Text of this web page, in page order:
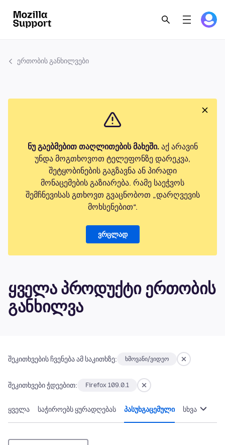
ერთობის განხილვები
ნუ გაებმებით თაღლითების მახეში.აქ არავინ
უნდა მოგთხოვოთ ტელეფონზე დარეკვა,
შეტყობინების გაგზავნა ან პირადი
მონაცემების გაზიარება. რამე საეჭვოს
შემჩნევისას გთხოვთ გვაცნობოთ „დარღვევის
მოხსენებით“.
ვრცლად
ყველა პროდუქტი ერთობის
განხილვა
შეკითხვების ჩვენება ამ საკითხზე: ხმოვანი/ვიდეო
შეკითხვები ჭდეებით: Firefox 109.0.1
ყველა საჭიროებს ყურადღებას პასუხგაცემული სხვა